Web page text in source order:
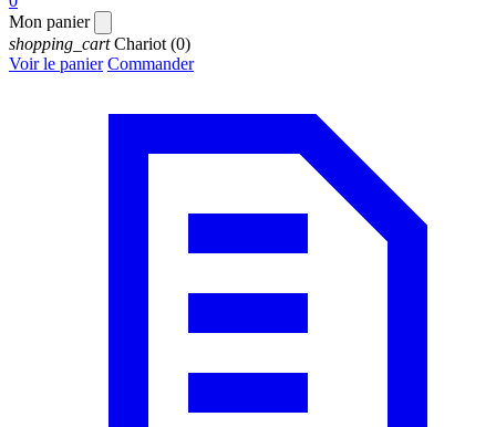
Mon panier
shopping_cart Chariot (0)
Voir le panier Commander